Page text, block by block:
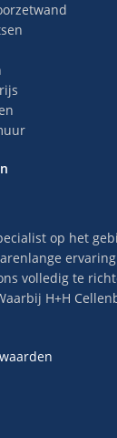
op het
volledig te
H+H